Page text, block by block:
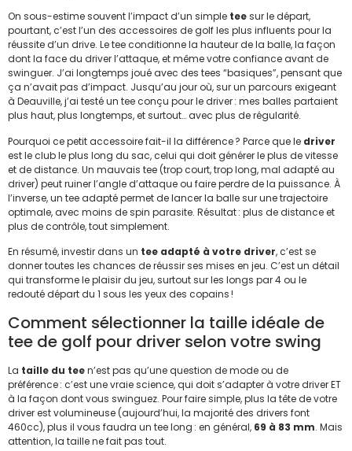
On sous-estime souvent l’impact d’un simple teesur le départ,
pourtant, c’est l’un des accessoires de golf les plus influents pour la
réussite d’un drive. Le tee conditionne la hauteur de la balle, la façon
dont la face du driver l’attaque, et même votre confiance avant de
swinguer. J’ai longtemps joué avec des tees “basiques”, pensant que
ça n’avait pas d’impact. Jusqu’au jour où, sur un parcours exigeant
à Deauville, j’ai testé un tee conçu pour le driver : mes balles partaient
plus haut, plus longtemps, et surtout… avec plus de régularité.
Pourquoi ce petit accessoire fait-il la différence ? Parce que le driver
est le club le plus long du sac, celui qui doit générer le plus de vitesse
et de distance. Un mauvais tee (trop court, trop long, mal adapté au
driver) peut ruiner l’angle d’attaque ou faire perdre de la puissance. À
l’inverse, un tee adapté permet de lancer la balle sur une trajectoire
optimale, avec moins de spin parasite. Résultat : plus de distance et
plus de contrôle, tout simplement.
En résumé, investir dans un tee adapté à votre driver, c’est se
donner toutes les chances de réussir ses mises en jeu. C’est un détail
qui transforme le plaisir du jeu, surtout sur les longs par 4 ou le
redouté départ du 1 sous les yeux des copains !
Comment sélectionner la taille idéale de
tee de golf pour driver selon votre swing
La taille du teen’est pas qu’une question de mode ou de
préférence : c’est une vraie science, qui doit s’adapter à votre driver ET
à la façon dont vous swinguez. Pour faire simple, plus la tête de votre
driver est volumineuse (aujourd’hui, la majorité des drivers font
460cc), plus il vous faudra un tee long : en général, 69 à 83 mm. Mais
attention, la taille ne fait pas tout.